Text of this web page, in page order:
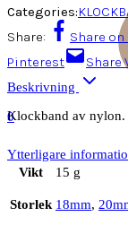
0
Categories:
Share:
Share
Pinterest
Share
Beskrivning
Klockband av nylon.
Ytterligare
Vikt
15 g
Storlek 18mm,